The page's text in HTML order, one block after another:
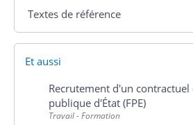
Textes de référence
Et aussi
Recrutement d'un
publique d'État (FPE)
Travail - Formation